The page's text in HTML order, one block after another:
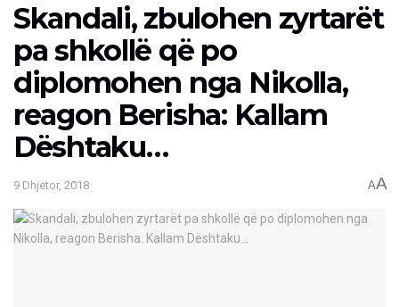
Skandali, zbulohen zyrtarët
pa shkollë që po
diplomohen nga Nikolla,
reagon Berisha: Kallam
Dështaku…
9 Dhjetor, 2018 AA